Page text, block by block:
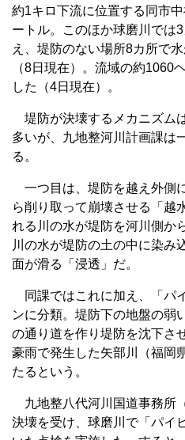
約1キロ下流に位置する同市
ートル。このほか球磨川では
え、堤防のない場所8カ所で
（8日現在）。流域の約1060
した（4日現在）。
堤防が決壊するメカニズム
多いが、九地整河川計画課は
る。
一つ目は、堤防を越え外側
ら削り取って崩壊させる「越
れる川の水が堤防を河川側か
川の水が堤防の土の中に染み
面が滑る「浸透」だ。
同課ではこれに加え、「パ
ンに分類。堤防下の地盤の弱
の通り道を作り堤防を沈下さ
豪雨で発生した矢部川（福岡
たるという。
九地整八代河川国道事務所
決壊を受け、球磨川で「パイ